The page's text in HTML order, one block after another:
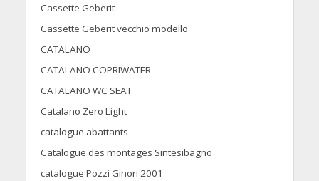
Cassette Geberit
Cassette Geberit vecchio modello
CATALANO
CATALANO COPRIWATER
CATALANO WC SEAT
Catalano Zero Light
catalogue abattants
Catalogue des montages Sintesibagno
catalogue Pozzi Ginori 2001